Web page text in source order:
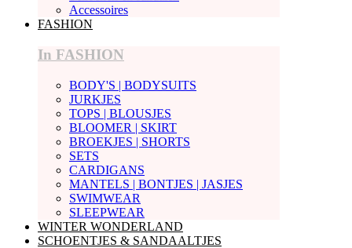
Accessoires
FASHION
In FASHION
BODY'S | BODYSUITS
JURKJES
TOPS | BLOUSJES
BLOOMER | SKIRT
BROEKJES | SHORTS
SETS
CARDIGANS
MANTELS | BONTJES | JASJES
SWIMWEAR
SLEEPWEAR
WINTER WONDERLAND
SCHOENTJES & SANDAALTJES